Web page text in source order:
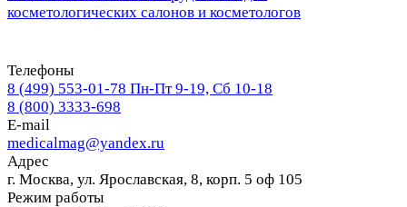
Телефоны
8 (499) 553-01-78 Пн-Пт 9-19, Сб 10-18
8 (800) 3333-698
E-mail
medicalmag@yandex.ru
Адрес
г. Москва, ул. Ярославская, 8, корп. 5 оф 105
Режим работы